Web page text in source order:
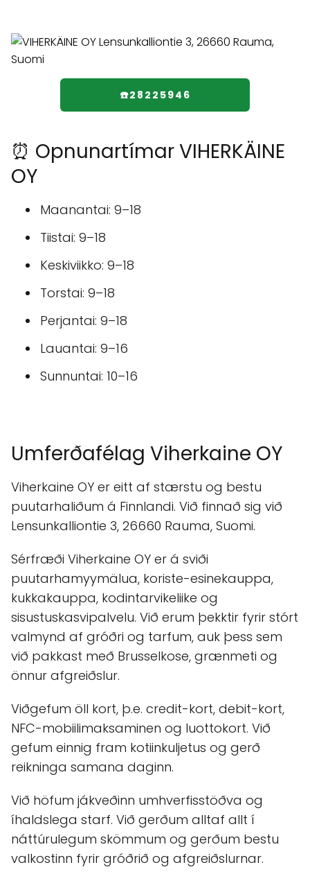
☎️28225946
⏰ Opnunartímar VIHERKÄINE
OY
Maanantai: 9–18
Tiistai: 9–18
Keskiviikko: 9–18
Torstai: 9–18
Perjantai: 9–18
Lauantai: 9–16
Sunnuntai: 10–16
Umferðafélag Viherkaine OY
Viherkaine OY er eitt af stærstu og bestu
puutarhaliðum á Finnlandi. Við finnað sig við
Lensunkalliontie 3, 26660 Rauma, Suomi.
Sérfræði Viherkaine OY er á sviði
puutarhamyymälua, koriste-esinekauppa,
kukkakauppa, kodintarvikeliike og
sisustuskasvipalvelu. Við erum þekktir fyrir stórt
valmynd af gróðri og tarfum, auk þess sem
við pakkast með Brusselkose, grænmeti og
önnur afgreiðslur.
Viðgefum öll kort, þ.e. credit-kort, debit-kort,
NFC-mobiilimaksaminen og luottokort. Við
gefum einnig fram kotiinkuljetus og gerð
reikninga samana daginn.
Við höfum jákveðinn umhverfisstöðva og
íhaldslega starf. Við gerðum alltaf allt í
náttúrulegum skömmum og gerðum bestu
valkostinn fyrir gróðrið og afgreiðslurnar.